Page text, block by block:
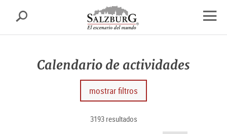
sr.skipnav.Zum
Inhalt
springen
sr.skipnav.Zum
Hauptmenü
springen
sr.skipnav.Zu
den
Kontaktinformationen
busca
Calendario de actividades
mostrar filtros
3193 resultados